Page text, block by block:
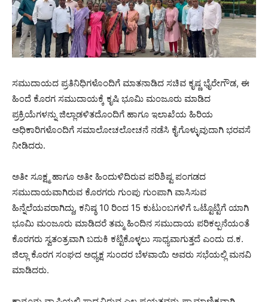
ಸಮುದಾಯದ ಪ್ರತಿನಿಧಿಗಳೊಂದಿಗೆ ಮಾತನಾಡಿದ ಸಚಿವ ಕೃಷ್ಣ ಭೈರೇಗೌಡ, ಈ
ಹಿಂದೆ ಕೊರಗ ಸಮುದಾಯಕ್ಕೆ ಕೃಷಿ ಭೂಮಿ ಮಂಜೂರು ಮಾಡಿದ
ಪ್ರಕ್ರಿಯೆಗಳನ್ನು ಜಿಲ್ಲಾಡಳಿತದೊಂದಿಗೆ ಹಾಗೂ ಇಲಾಖೆಯ ಹಿರಿಯ
ಅಧಿಕಾರಿಗಳೊಂದಿಗೆ ಸಮಾಲೋಚಲೋಚನೆ ನಡೆಸಿ ಕೈಗೊಳ್ಳುವುದಾಗಿ ಭರವಸೆ
ನೀಡಿದರು.
ಅತೀ ಸೂಕ್ಷ್ಮ ಹಾಗೂ ಅತೀ ಹಿಂದುಳಿದಿರುವ ಪರಿಶಿಷ್ಟ ಪಂಗಡದ
ಸಮುದಾಯವಾಗಿರುವ ಕೊರಗರು ಗುಂಪು ಗುಂಪಾಗಿ ವಾಸಿಸುವ
ಹಿನ್ನೆಲೆಯವರಾಗಿದ್ದು, ಕನಿಷ್ಠ 10 ರಿಂದ 15 ಕುಟುಂಬಗಳಿಗೆ ಒಟ್ಟೊಟ್ಟಿಗೆ ಯಾಗಿ
ಭೂಮಿ ಮಂಜೂರು ಮಾಡಿದರೆ ತಮ್ಮ ಹಿಂದಿನ ಸಮುದಾಯ ಪರಿಕಲ್ಪನೆಯಂತೆ
ಕೊರಗರು ಸ್ವತಂತ್ರವಾಗಿ ಬದುಕಿ ಕಟ್ಟಿಕೊಳ್ಳಲು ಸಾಧ್ಯವಾಗುತ್ತದೆ ಎಂದು ದ.ಕ.
ಜಿಲ್ಲಾ ಕೊರಗ ಸಂಘದ ಅಧ್ಯಕ್ಷ ಸುಂದರ ಬೆಳವಾಯಿ ಅವರು ಸಭೆಯಲ್ಲಿ ಮನವಿ
ಮಾಡಿದರು.